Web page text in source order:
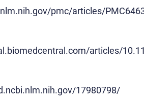
pmc/articles/
articles/
17980798/